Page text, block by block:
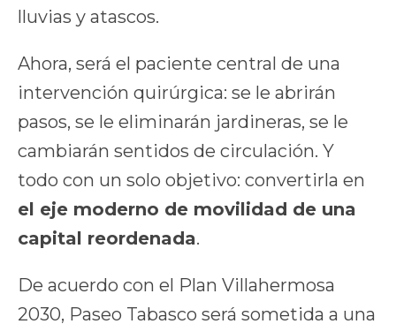
lluvias y atascos.
Ahora, será el paciente central de una
intervención quirúrgica: se le abrirán
pasos, se le eliminarán jardineras, se le
cambiarán sentidos de circulación. Y
todo con un solo objetivo: convertirla en
el eje moderno de movilidad de una
capital reordenada.
De acuerdo con el Plan Villahermosa
2030, Paseo Tabasco será sometida a una